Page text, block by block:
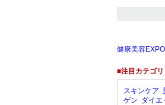
健康美容
■注目カテゴ
スキンケア
ゲン ダイエ